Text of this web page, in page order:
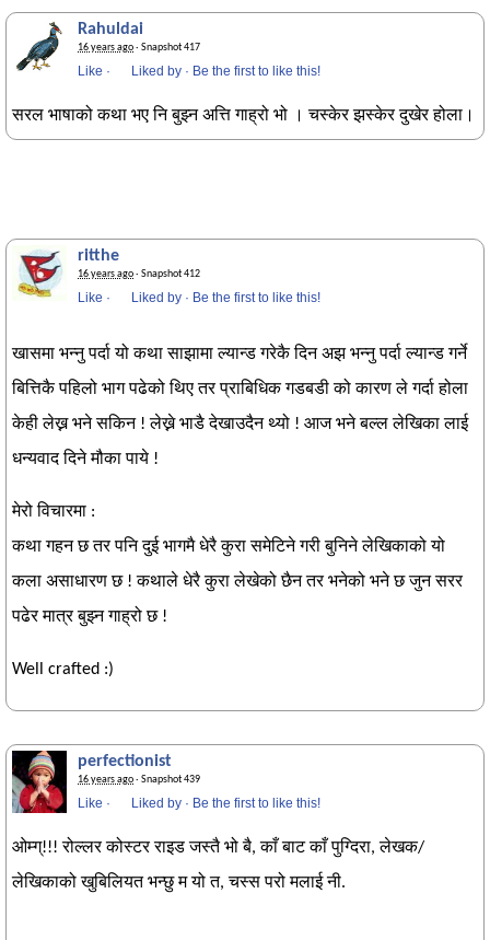
Rahuldai
16 years ago· Snapshot 417
Like · Liked by · Be the first to like this!
सरल भाषाको कथा भए नि बुझ्न अत्ति गाह्रो भो । चस्केर झस्केर दुखेर होला।
ritthe
16 years ago· Snapshot 412
Like · Liked by · Be the first to like this!
खासमा भन्नु पर्दा यो कथा साझामा ल्यान्ड गरेकै दिन अझ भन्नु पर्दा ल्यान्ड गर्ने
बित्तिकै पहिलो भाग पढेको थिए तर प्राबिधिक गडबडी को कारण ले गर्दा होला
केही लेख्न भने सकिन ! लेख्ने भाडै देखाउदैन थ्यो ! आज भने बल्ल लेखिका लाई
धन्यवाद दिने मौका पाये !
मेरो विचारमा :
कथा गहन छ तर पनि दुई भागमै धेरै कुरा समेटिने गरी बुनिने लेखिकाको यो
कला असाधारण छ ! कथाले धेरै कुरा लेखेको छैन तर भनेको भने छ जुन सरर
पढेर मात्र बुझ्न गाह्रो छ !
Well crafted :)
perfectionist
16 years ago· Snapshot 439
Like · Liked by · Be the first to like this!
ओम्ग्!!! रोल्लर कोस्टर राइड जस्तै भो बै, काँ बाट काँ पुग्दिरा, लेखक/
लेखिकाको खुबिलियत भन्छु म यो त, चस्स परो मलाई नी.